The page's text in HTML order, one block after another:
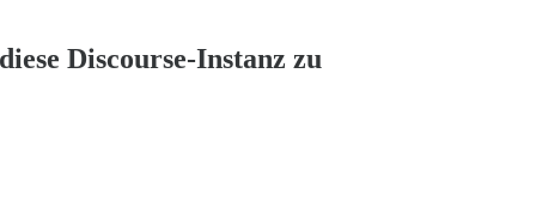
Discourse-Instanz zu